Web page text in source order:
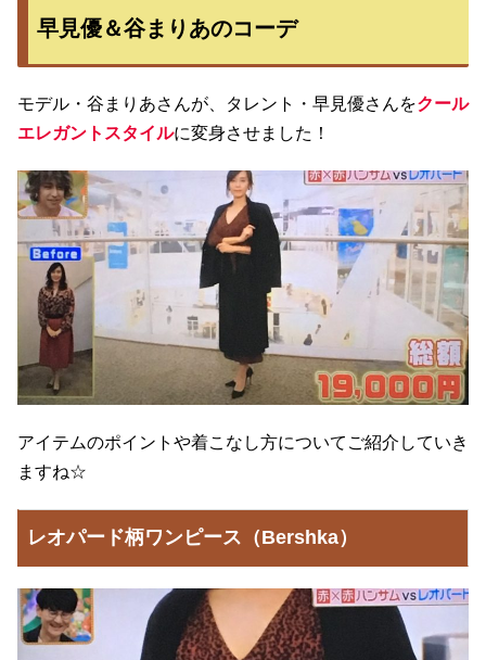
早見優＆谷まりあのコーデ
モデル・谷まりあさんが、タレント・早見優さんをクール
エレガントスタイルに変身させました！
アイテムのポイントや着こなし方についてご紹介していき
ますね☆
レオパード柄ワンピース（Bershka）